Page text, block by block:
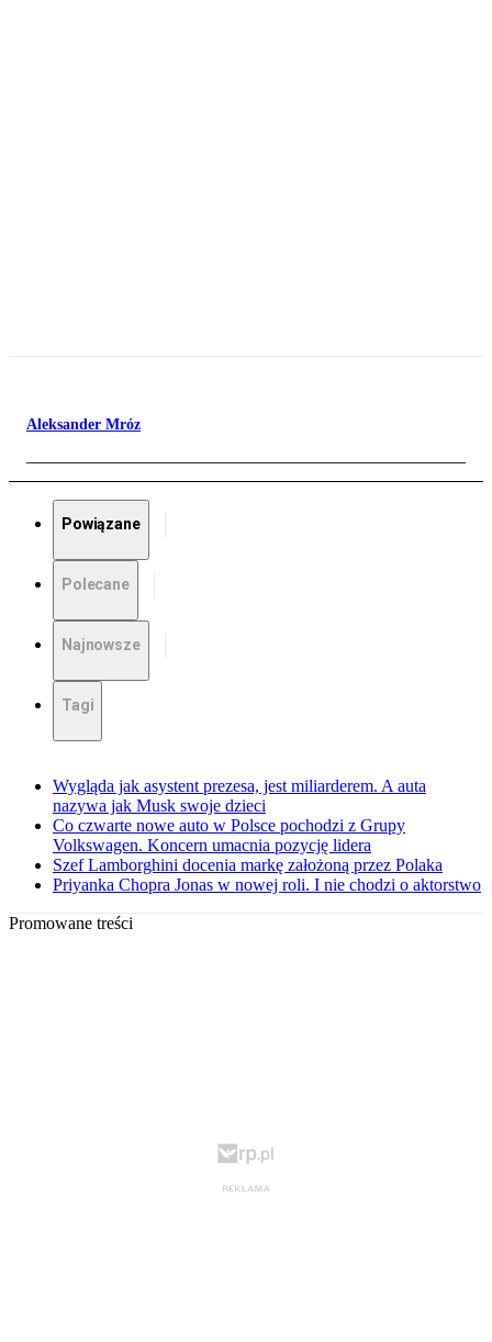
Aleksander Mróz
Powiązane
Polecane
Najnowsze
Tagi
Wygląda jak asystent prezesa, jest miliarderem. A auta
nazywa jak Musk swoje dzieci
Co czwarte nowe auto w Polsce pochodzi z Grupy
Volkswagen. Koncern umacnia pozycję lidera
Szef Lamborghini docenia markę założoną przez Polaka
Priyanka Chopra Jonas w nowej roli. I nie chodzi o aktorstwo
Promowane treści